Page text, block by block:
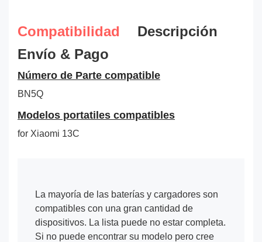
Compatibilidad
Descripción
Envío & Pago
Número de Parte compatible
BN5Q
Modelos portatiles compatibles
for Xiaomi 13C
La mayoría de las baterías y cargadores son
compatibles con una gran cantidad de
dispositivos. La lista puede no estar completa.
Si no puede encontrar su modelo pero cree